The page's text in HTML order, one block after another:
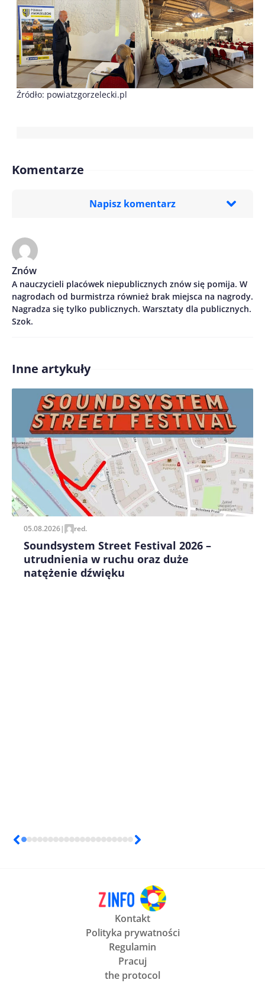
Źródło: powiatzgorzelecki.pl
Komentarze
Napisz komentarz
Treść komentarza*
Imię/ Nick*
Zapamiętaj moje dane w tej przeglądarce podczas
pisania kolejnych komentarzy.
Znów
A nauczycieli placówek niepublicznych znów się pomija. W
nagrodach od burmistrza również brak miejsca na nagrody.
Nagradza się tylko publicznych. Warsztaty dla publicznych.
Szok.
Inne artykuły
05.08.2026| red.
Soundsystem Street Festival 2026 –
utrudnienia w ruchu oraz duże
natężenie dźwięku
Kontakt
Polityka prywatności
Regulamin
Pracuj
the protocol